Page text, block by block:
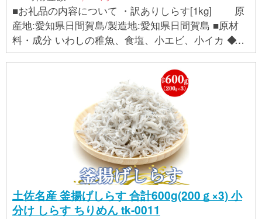
■お礼品の内容について ・訳ありしらす[1kg] 原
産地:愛知県日間賀島/製造地:愛知県日間賀島 ■原材
料・成分 いわしの稚魚、食塩、小エビ、小イカ ◆保
存方法 要冷凍 ◆解凍方法 冷凍状態で届きますが、冷
蔵庫でゆっくりと解凍すると、柔らかい釜揚げしら
すに戻りそのままお召し上がりいただけます。 釜揚
げしらすは水分量が多い為、解凍時ドリップが出や
すくなっております。保存容器などにキッチンペー
パーを引いて解凍することをおススメします。 (冷蔵
庫で約5日間の賞味期限です。) 冷凍状態で小分けに
する場合は、半解凍していただき包丁などで小分け
にしてください。 (冷凍庫で約1カ月保存が可能で
す。) できるだけお早めにお召し上がりください。
土佐名産 釜揚げしらす 合計600g(200ｇ×3) 小
分け しらす ちりめん tk-0011